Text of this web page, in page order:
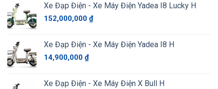
Xe Đạp Điện - Xe Máy Điện Yadea I8 Lucky H
152,000,000 ₫
Xe Đạp Điện - Xe Máy Điện Yadea I8 H
14,900,000 ₫
Xe Đạp Điện - Xe Máy Điện X Bull H